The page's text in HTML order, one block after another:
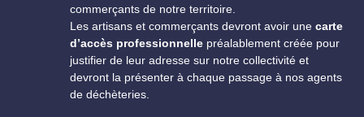
commerçants de notre territoire.
Les artisans et commerçants devront avoir unecarte
d’accès professionnelle préalablement créée pour
justifier de leur adresse sur notre collectivité et
devront la présenter à chaque passage à nos agents
de déchèteries.